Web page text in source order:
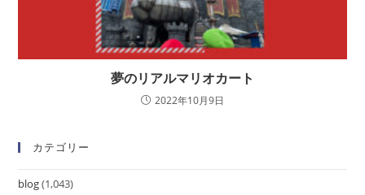
夢のリアルマリオカート
2022年10月9日
カテゴリー
blog(1,043)